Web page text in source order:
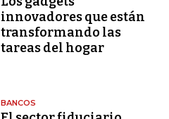
innovadores que están
transformando las
tareas del hogar
BANCOS